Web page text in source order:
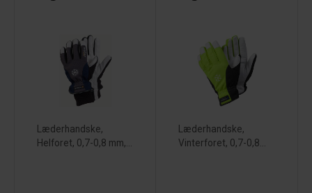
Læderhandske,
Helforet, 0,7-0,8 mm,...
Læderhandske,
Vinterforet, 0,7-0,8...